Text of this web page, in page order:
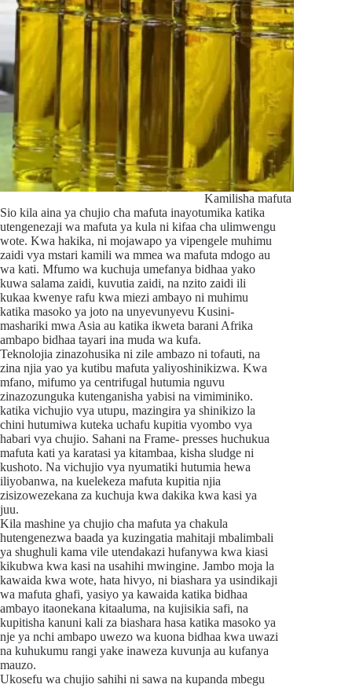
Kamilisha mafuta safi ya
Sio kila aina ya chujio cha mafuta inayotumika katika
utengenezaji wa mafuta ya kula ni kifaa cha ulimwengu
wote. Kwa hakika, ni mojawapo ya vipengele muhimu
zaidi vya mstari kamili wa mmea wa mafuta mdogo au
wa kati. Mfumo wa kuchuja umefanya bidhaa yako
kuwa salama zaidi, kuvutia zaidi, na nzito zaidi ili
kukaa kwenye rafu kwa miezi ambayo ni muhimu
katika masoko ya joto na unyevunyevu Kusini-
mashariki mwa Asia au katika ikweta barani Afrika
ambapo bidhaa tayari ina muda wa kufa.
Teknolojia zinazohusika ni zile ambazo ni tofauti, na
zina njia yao ya kutibu mafuta yaliyoshinikizwa. Kwa
mfano, mifumo ya centrifugal hutumia nguvu
zinazozunguka kutenganisha yabisi na vimiminiko.
katika vichujio vya utupu, mazingira ya shinikizo la
chini hutumiwa kuteka uchafu kupitia vyombo vya
habari vya chujio. Sahani na Frame- presses huchukua
mafuta kati ya karatasi ya kitambaa, kisha sludge ni
kushoto. Na vichujio vya nyumatiki hutumia hewa
iliyobanwa, na kuelekeza mafuta kupitia njia
zisizowezekana za kuchuja kwa dakika kwa kasi ya
juu.
Kila mashine ya chujio cha mafuta ya chakula
hutengenezwa baada ya kuzingatia mahitaji mbalimbali
ya shughuli kama vile utendakazi hufanywa kwa kiasi
kikubwa kwa kasi na usahihi mwingine. Jambo moja la
kawaida kwa wote, hata hivyo, ni biashara ya usindikaji
wa mafuta ghafi, yasiyo ya kawaida katika bidhaa
ambayo itaonekana kitaaluma, na kujisikia safi, na
kupitisha kanuni kali za biashara hasa katika masoko ya
nje ya nchi ambapo uwezo wa kuona bidhaa kwa uwazi
na kuhukumu rangi yake inaweza kuvunja au kufanya
mauzo.
Ukosefu wa chujio sahihi ni sawa na kupanda mbegu